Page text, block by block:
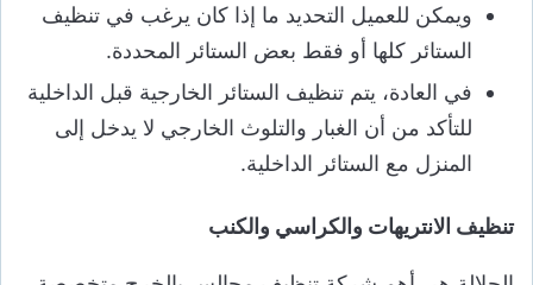
ويمكن للعميل التحديد ما إذا كان يرغب في تنظيف
الستائر كلها أو فقط بعض الستائر المحددة.
في العادة، يتم تنظيف الستائر الخارجية قبل الداخلية
للتأكد من أن الغبار والتلوث الخارجي لا يدخل إلى
المنزل مع الستائر الداخلية.
تنظيف الانتريهات والكراسي والكنب